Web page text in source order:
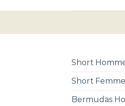
Short
Short Femme
Bermudas